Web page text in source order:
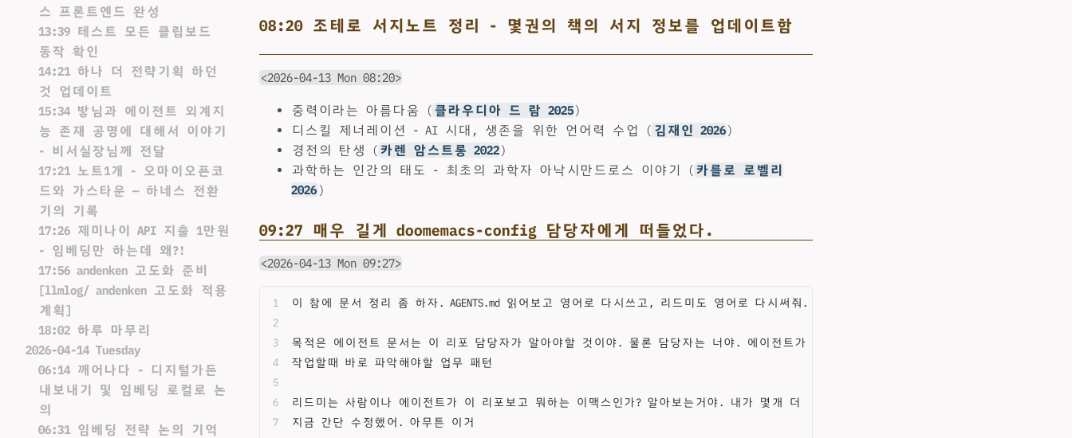
스 프론트엔드 완성
13:39 테스트 모든 클립보드
동작 확인
14:21 하나 더 전략기획 하던
것 업데이트
15:34 밯님과 에이전트 외계지
능 존재 공명에 대해서 이야기
- 비서실장님께 전달
17:21 노트1개 - 오마이오픈코
드와 가스타운 — 하네스 전환
기의 기록
17:26 제미나이 API 지출 1만원
- 임베딩만 하는데 왜?!
17:56 andenken 고도화 준비
[llmlog/ andenken 고도화 적용
계획]
18:02 하루 마무리
2026-04-14 Tuesday
06:14 깨어나다 - 디지털가든
내보내기 및 임베딩 로컬로 논
의
06:31 임베딩 전략 논의 기억
08:20 조테로 서지노트 정리 - 몇권의 책의 서지 정보를 업데이트함
<2026-04-13 Mon 08:20>
중력이라는 아름다움 ( 클라우디아 드 람 2025)
디스킬 제너레이션 - AI 시대, 생존을 위한 언어력 수업 ( 김재인 2026)
경전의 탄생 ( 카렌 암스트롱 2022)
과학하는 인간의 태도 - 최초의 과학자 아낙시만드로스 이야기 ( 카를로 로벨리
2026)
09:27 매우 길게 doomemacs-config 담당자에게 떠들었다.
<2026-04-13 Mon 09:27>
이 참에 문서 정리 좀 하자. AGENTS.md 읽어보고 영어로 다시쓰고, 리드미도 영어로 다시써줘.
목적은 에이전트 문서는 이 리포 담당자가 알아야할 것이야. 물론 담당자는 너야. 에이전트가
작업할때 바로 파악해야할 업무 패턴
리드미는 사람이나 에이전트가 이 리포보고 뭐하는 이맥스인가? 알아보는거야. 내가 몇개 더
지금 간단 수정했어. 아무튼 이거